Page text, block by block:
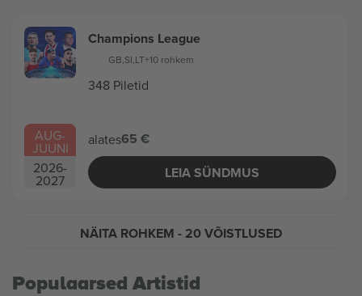
AUG-
JUUNI
2026-
2027
Champions League
GB,SI,LT+10 rohkem
348 Piletid
alates65 €
LEIA SÜNDMUS
NÄITA ROHKEM - 20 VÕISTLUSED
Populaarsed Artistid